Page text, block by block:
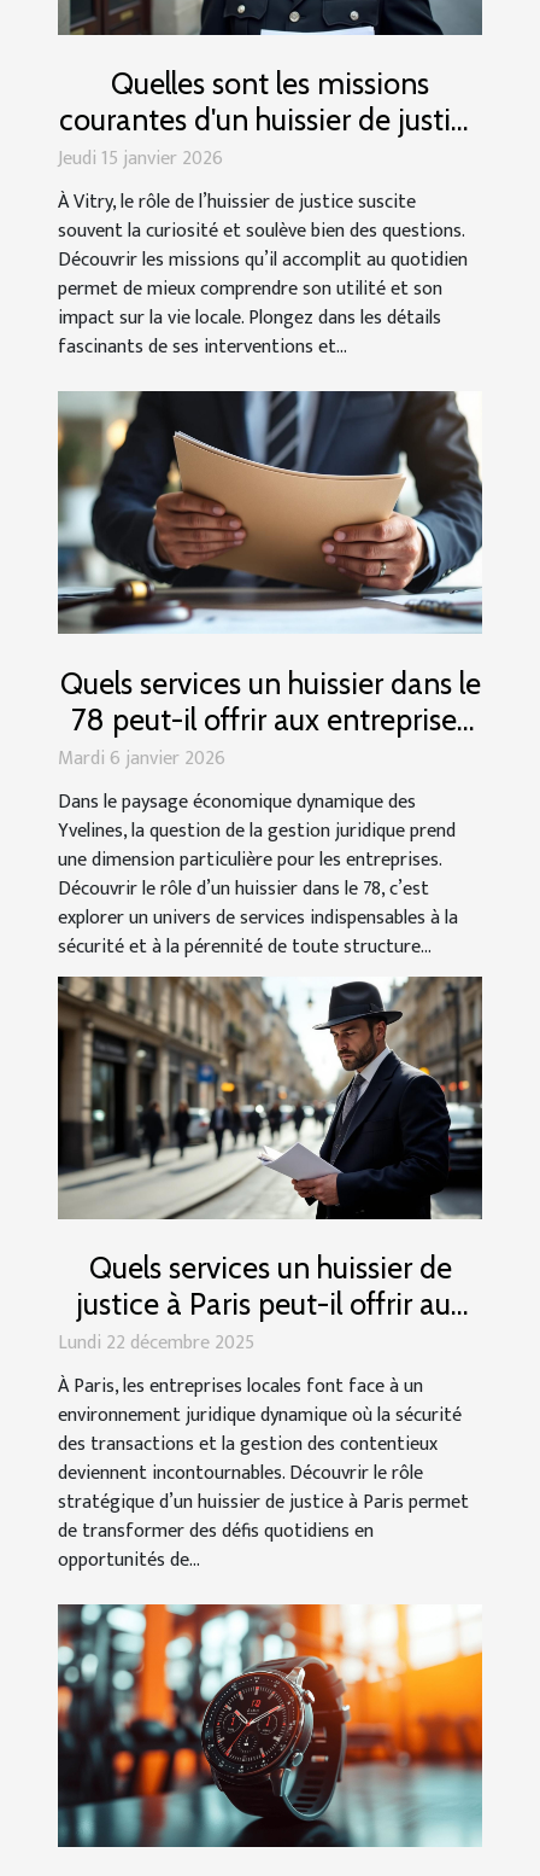
Quelles sont les missions
courantes d'un huissier de justice
à Vitry ?
Jeudi 15 janvier 2026
À Vitry, le rôle de l’huissier de justice suscite
souvent la curiosité et soulève bien des questions.
Découvrir les missions qu’il accomplit au quotidien
permet de mieux comprendre son utilité et son
impact sur la vie locale. Plongez dans les détails
fascinants de ses interventions et...
Quels services un huissier dans le
78 peut-il offrir aux entreprises
locales ?
Mardi 6 janvier 2026
Dans le paysage économique dynamique des
Yvelines, la question de la gestion juridique prend
une dimension particulière pour les entreprises.
Découvrir le rôle d’un huissier dans le 78, c’est
explorer un univers de services indispensables à la
sécurité et à la pérennité de toute structure...
Quels services un huissier de
justice à Paris peut-il offrir aux
entreprises locales ?
Lundi 22 décembre 2025
À Paris, les entreprises locales font face à un
environnement juridique dynamique où la sécurité
des transactions et la gestion des contentieux
deviennent incontournables. Découvrir le rôle
stratégique d’un huissier de justice à Paris permet
de transformer des défis quotidiens en
opportunités de...